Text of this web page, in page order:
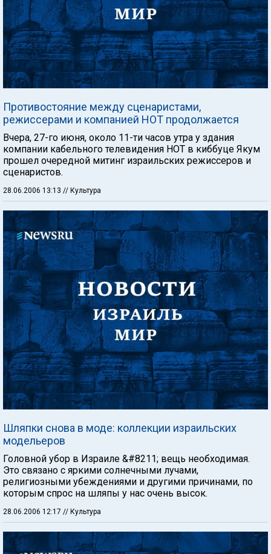
Противостояние между сценаристами,
режиссерами и компанией НОТ продолжается
Вчера, 27-го июня, около 11-ти часов утра у здания
компании кабельного телевидения НОТ в киббуце Якум
прошел очередной митинг израильских режиссеров и
сценаристов.
28.06.2006 13:13 // Культура
Шляпки снова в моде: коллекции израильских
модельеров
Головной убор в Израиле &#8211; вещь необходимая.
Это связано с яркими солнечными лучами,
религиозными убеждениями и другими причинами, по
которым спрос на шляпы у нас очень высок.
28.06.2006 12:17 // Культура